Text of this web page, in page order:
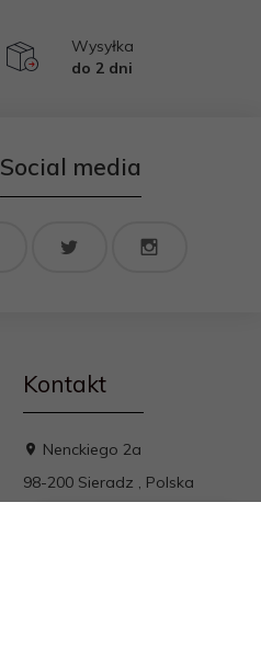
Wysyłka
do 2 dni
Social media
Kontakt
Nenckiego 2a
98-200 Sieradz , Polska